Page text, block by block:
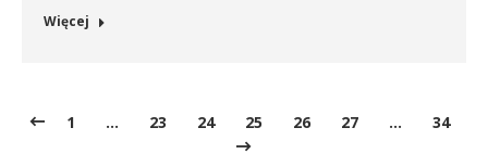
Więcej
1 … 23 24 25 26 27 … 34